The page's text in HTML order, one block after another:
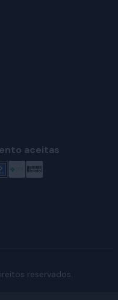
aceitas
reservados.